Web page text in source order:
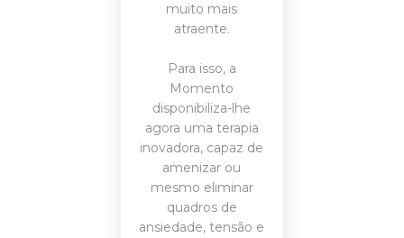
muito mais
atraente.
Para isso, a
Momento
disponibiliza-lhe
agora uma terapia
inovadora, capaz de
amenizar ou
mesmo eliminar
quadros de
ansiedade, tensão e